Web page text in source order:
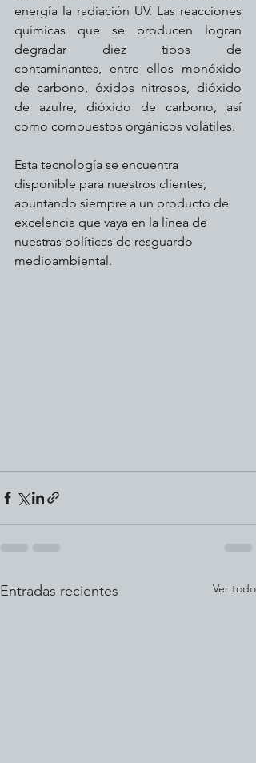
energía la radiación UV. Las reacciones
químicas que se producen logran
degradar diez tipos de
contaminantes, entre ellos monóxido
de carbono, óxidos nitrosos, dióxido
de azufre, dióxido de carbono, así
como compuestos orgánicos volátiles.
Esta tecnología se encuentra
disponible para nuestros clientes,
apuntando siempre a un producto de
excelencia que vaya en la línea de
nuestras políticas de resguardo
medioambiental.
Entradas recientes Ver todo